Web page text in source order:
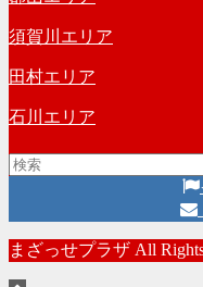
須賀川エリア
田村エリア
石川エリア
まざっせプラザ All Rights